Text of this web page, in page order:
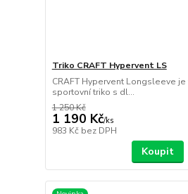
Triko CRAFT Hypervent LS
CRAFT Hypervent Longsleeve
sportovní triko s dl...
1 250 Kč
1 190 Kč/ks
983 Kč bez DPH
Koupit